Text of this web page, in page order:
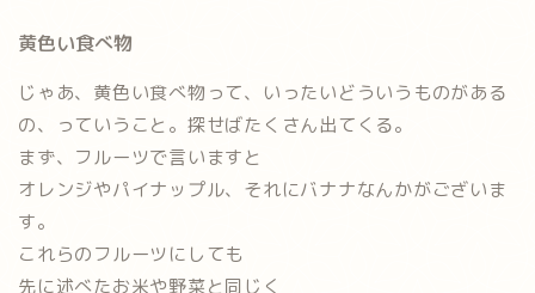
黄色い食べ物
じゃあ、黄色い食べ物って、いったいどういうものがある
の、っていうこと。探せばたくさん出てくる。
まず、フルーツで言いますと
オレンジやパイナップル、それにバナナなんかがございま
す。
これらのフルーツにしても
先に述べたお米や野菜と同じく